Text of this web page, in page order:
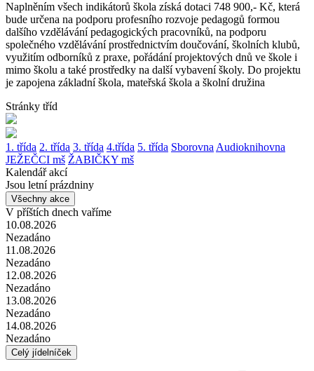
Naplněním všech indikátorů škola získá dotaci 748 900,- Kč, která
bude určena na podporu profesního rozvoje pedagogů formou
dalšího vzdělávání pedagogických pracovníků, na podporu
společného vzdělávání prostřednictvím doučování, školních klubů,
využitím odborníků z praxe, pořádání projektových dnů ve škole i
mimo školu a také prostředky na další vybavení školy. Do projektu
je zapojena základní škola, mateřská škola a školní družina
Stránky tříd
1. třída 2. třída 3. třída 4.třída 5. třída Sborovna Audioknihovna
JEŽEČCI mš ŽABIČKY mš
Kalendář akcí
Jsou letní prázdniny
Všechny akce
V příštích dnech vaříme
10.08.2026
Nezadáno
11.08.2026
Nezadáno
12.08.2026
Nezadáno
13.08.2026
Nezadáno
14.08.2026
Nezadáno
Celý jídelníček